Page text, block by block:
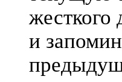
жесткого
и